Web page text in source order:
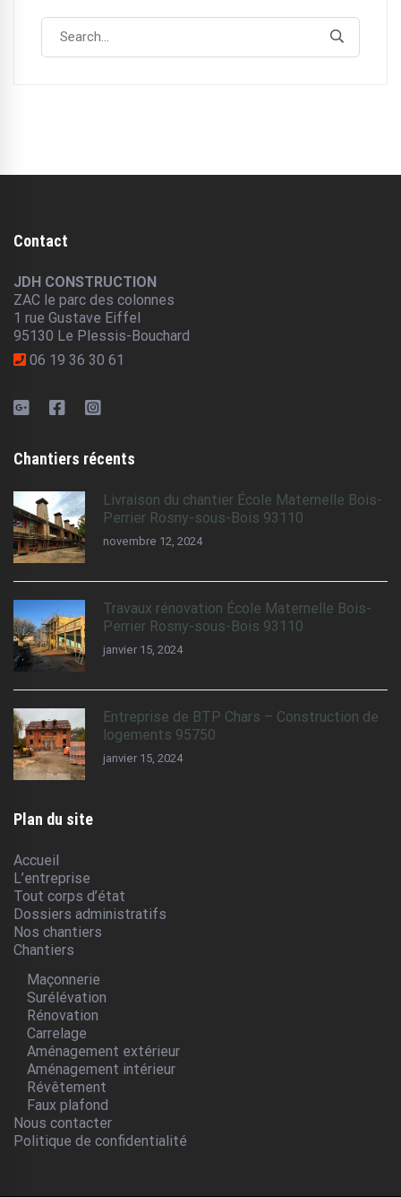
Search
for:
Contact
JDH CONSTRUCTION
ZAC le parc des colonnes
1 rue Gustave Eiffel
95130 Le Plessis-Bouchard
06 19 36 30 61
Chantiers récents
Livraison du chantier École Maternelle Bois-
Perrier Rosny-sous-Bois 93110
novembre 12, 2024
Travaux rénovation École Maternelle Bois-
Perrier Rosny-sous-Bois 93110
janvier 15, 2024
Entreprise de BTP Chars – Construction de
logements 95750
janvier 15, 2024
Plan du site
Accueil
L’entreprise
Tout corps d’état
Dossiers administratifs
Nos chantiers
Chantiers
Maçonnerie
Surélévation
Rénovation
Carrelage
Aménagement extérieur
Aménagement intérieur
Révêtement
Faux plafond
Nous contacter
Politique de confidentialité